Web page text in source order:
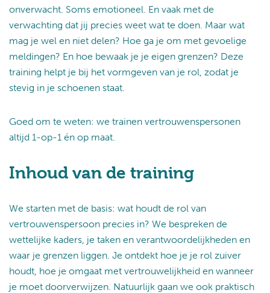
onverwacht. Soms emotioneel. En vaak met de
verwachting dat jij precies weet wat te doen. Maar wat
mag je wel en niet delen? Hoe ga je om met gevoelige
meldingen? En hoe bewaak je je eigen grenzen? Deze
training helpt je bij het vormgeven van je rol, zodat je
stevig in je schoenen staat.
Goed om te weten: we trainen vertrouwenspersonen
altijd 1-op-1 én op maat.
Inhoud van de training
We starten met de basis: wat houdt de rol van
vertrouwenspersoon precies in? We bespreken de
wettelijke kaders, je taken en verantwoordelijkheden en
waar je grenzen liggen. Je ontdekt hoe je je rol zuiver
houdt, hoe je omgaat met vertrouwelijkheid en wanneer
je moet doorverwijzen. Natuurlijk gaan we ook praktisch